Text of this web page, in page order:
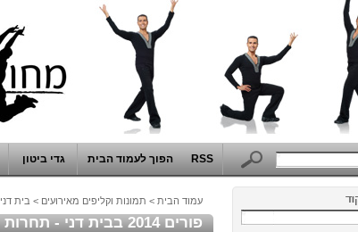
RSS הפוך לעמוד הבית גדי ביטון
עמוד הבית > תמונות וקליפים מאירועים > בית דני
פורים 2014 בבית דני - תחרות התחפושות המסורתית